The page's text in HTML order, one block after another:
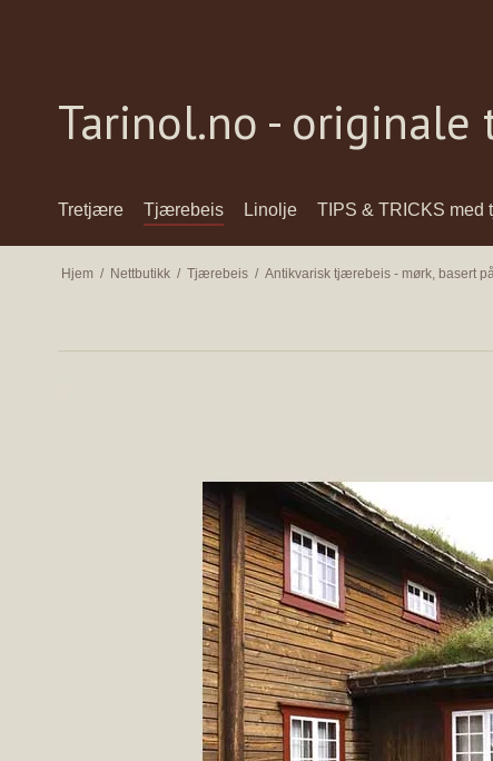
Tarinol.no -
Tretjære Tjærebeis Linolje TIPS & TRICKS med
Hjem / Nettbutikk / Tjærebeis / Antikvarisk tjærebeis - mørk, basert